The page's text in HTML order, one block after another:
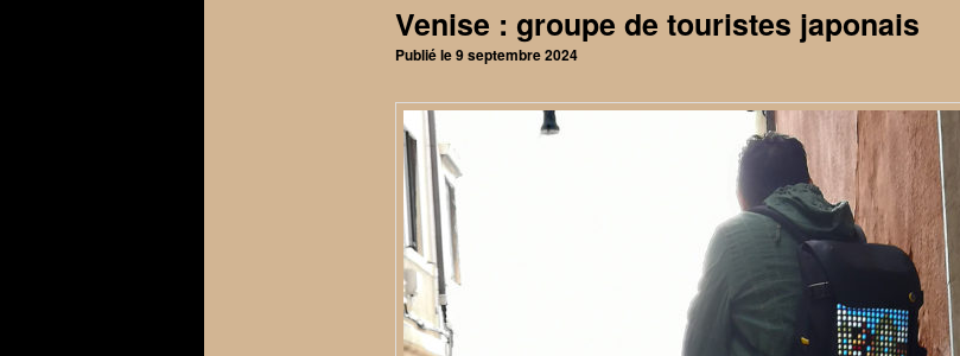
Venise : groupe de touristes japonais
Publié le9 septembre 2024